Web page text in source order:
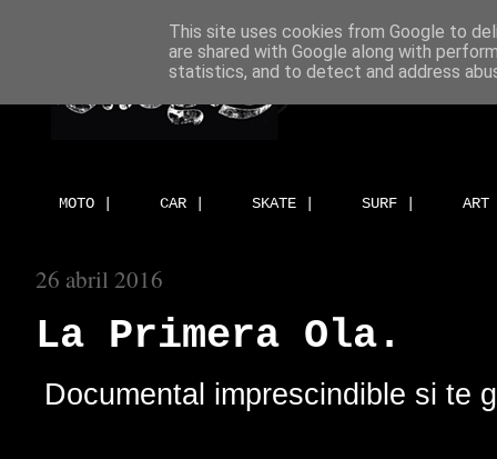
MOTO | CAR | SKATE | SURF |
26 abril 2016
La Primera Ola.
Documental imprescindible si te
This site uses cookies from Google to
are shared with Google along with
statistics, and to detect and address